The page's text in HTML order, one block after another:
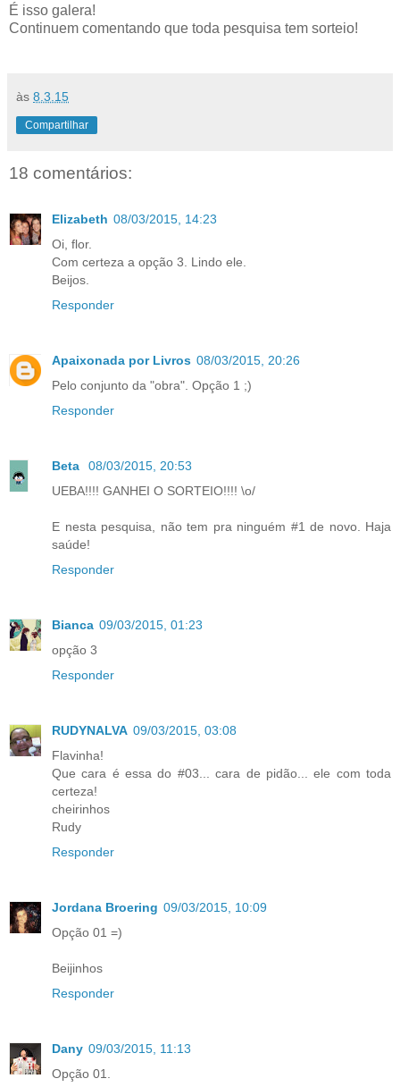
É isso galera!
Continuem comentando que toda pesquisa tem sorteio!
às 8.3.15
Compartilhar
18 comentários:
Elizabeth 08/03/2015, 14:23
Oi, flor.
Com certeza a opção 3. Lindo ele.
Beijos.
Responder
Apaixonada por Livros 08/03/2015, 20:26
Pelo conjunto da "obra". Opção 1 ;)
Responder
Beta
08/03/2015, 20:53
UEBA!!!! GANHEI O SORTEIO!!!! \o/
E nesta pesquisa, não tem pra ninguém #1 de novo. Haja
saúde!
Responder
Bianca 09/03/2015, 01:23
opção 3
Responder
RUDYNALVA 09/03/2015, 03:08
Flavinha!
Que cara é essa do #03... cara de pidão... ele com toda
certeza!
cheirinhos
Rudy
Responder
Jordana Broering 09/03/2015, 10:09
Opção 01 =)
Beijinhos
Responder
Dany 09/03/2015, 11:13
Opção 01.